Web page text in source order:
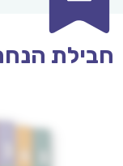
חבילת